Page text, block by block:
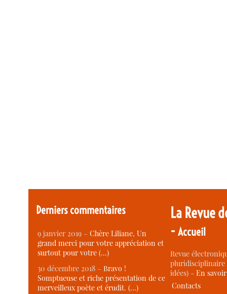
Derniers commentaires
9 janvier 2019 –Chère Liliane, Un
grand merci pour votre appréciation et
surtout pour votre (…)
30 décembre 2018 –Bravo !
Somptueuse et riche présentation de ce
merveilleux poète et érudit. (…)
La Revue
-Accueil
Revue
idées) -En
Contacts